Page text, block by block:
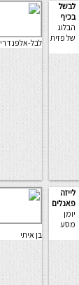
לבשל
בכיף
הבלוג
של פזית
לבל-אלפנדרי
לייזה
פאנלים
יומן
מסע
בן איתי